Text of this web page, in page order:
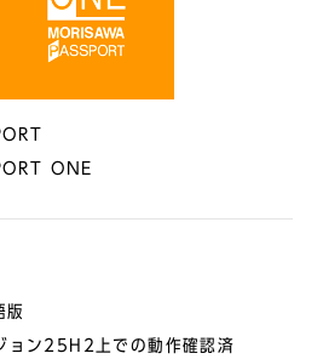
ONE
版
ン25H2上での動作確認済